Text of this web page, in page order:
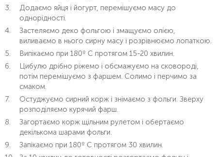
Додаємо яйця і йогурт, перемішуємо масу до
однорідності.
Застеляємо деко фольгою і змащуємо олією,
виливаємо в нього сирну масу і розрівнюємо лопаткою.
Випікаємо при 180º C протягом 15-20 хвилин.
Цибулю дрібно ріжемо і обсмажуємо на сковороді,
потім перемішуємо з фаршем. Солимо і перчимо за
смаком.
Остуджуємо сирний корж і знімаємо з фольги. Зверху
розподіляємо курячий фарш.
Загортаємо корж щільним рулетом і обертаємо
декількома шарами фольги.
Запікаємо при 180º С протягом 30 хвилин.